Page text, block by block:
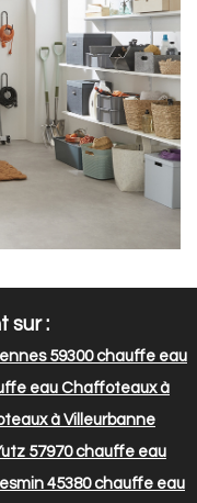
sur :
59300chauffe eau
eau Chaffoteaux à
à Villeurbanne
57970chauffe eau
45380chauffe eau